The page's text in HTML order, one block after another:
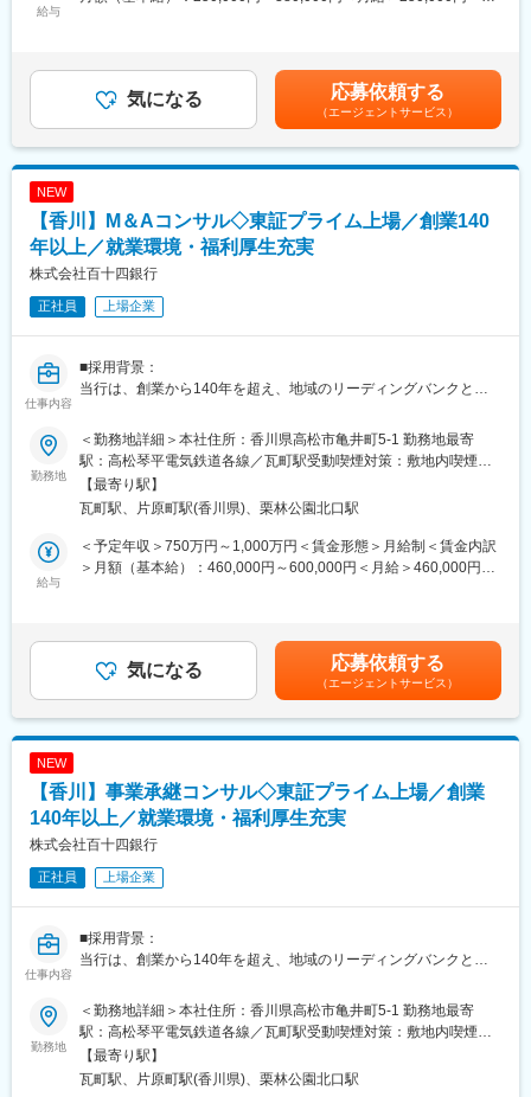
変更の範囲：当行業務全般 （詳細は、面談・面接時にご確認くだ
れる、住居の取得を資金面からサポートいただきます。
◇住宅ローン以外にもマイカー取得や教育資金など、ライフシー
ンに合ったさまざまなローン商品をご対応いただきます。
1878（明治11）年11月1日、114番目の国立銀行として設立され
た第百十四国立銀行としてスタートしました。明治、大正、昭
和、平成の四代にわたり、香川県経済の中心として、常にゆるぎ
変更の範囲：当行業務全般 （詳細は、面談・面接時にご確認くだ
給与
目安の金額であり、選考を通じて上下する可能性があります。月
給(月額)は固定手当を含めた表記です。
気になる 応募依頼する
（エージェントサービス）
NEW
【香川】M＆Aコンサル◇東証プライム上場／創業140
年以上／就業環境・福利厚生充実
株式会社百十四銀行
正社員 上場企業
仕事内容
■採用背景：
当行は、創業から140年を超え、地域のリーディングバンクとし
す。
現在は、「長期ビジョン2030」で、総合コンサルティンググルー
プへの進化を掲げています。コンサルティング機能の強化と新事
業領域の探索により、課題解決能力の強化を図るため、キャリア
採用を積極的に実施しています。
■業務概要：
本部営業部門の中核を担うコンサルティング部において、経験や
知識を活かしてプロフェッショナル人材を目指せる環境です。
コンサルティング部は、外部出向経験者やキャリア採用者等の多
■業務詳細：
◇ 背景
後継者問題をはじめとした経営課題を抱える企業が増える中、企
れています。
・後継者不在
・後継者はいるが継がせるか悩んでいる
・事業に対する先行き不安
・資本関係が複雑
・ノンコア事業を切り離ししたい
・M&Aを検討しているがどうすればいいのか分からない
勤務地
＜勤務地詳細＞本社住所：香川県高松市亀井町5-1 勤務地最寄
駅：高松琴平電気鉄道各線／瓦町駅受動喫煙対策：敷地内喫煙可
能場所あり変更の範囲：当行の定める本支店・本部、関連会社等
【最寄り駅】
瓦町駅、片原町駅(香川県)、栗林公園北口駅
給与
＜予定年収＞750万円～1,000万円＜賃金形態＞月給制＜賃金内訳
＞月額（基本給）：460,000円～600,000円＜月給＞460,000円～
目安の金額であり、選考を通じて上下する可能性があります。月
給(月額)は固定手当を含めた表記です。
気になる 応募依頼する
（エージェントサービス）
NEW
【香川】事業承継コンサル◇東証プライム上場／創業
140年以上／就業環境・福利厚生充実
株式会社百十四銀行
正社員 上場企業
仕事内容
■採用背景：
当行は、創業から140年を超え、地域のリーディングバンクとし
す。
現在は、「長期ビジョン2030」で、総合コンサルティンググルー
プへの進化を掲げています。コンサルティング機能の強化と新事
業領域の探索により、課題解決能力の強化を図るため、キャリア
採用を積極的に実施しています。
勤務地
＜勤務地詳細＞本社住所：香川県高松市亀井町5-1 勤務地最寄
駅：高松琴平電気鉄道各線／瓦町駅受動喫煙対策：敷地内喫煙可
能場所あり変更の範囲：会社の定める事業所
【最寄り駅】
瓦町駅、片原町駅(香川県)、栗林公園北口駅